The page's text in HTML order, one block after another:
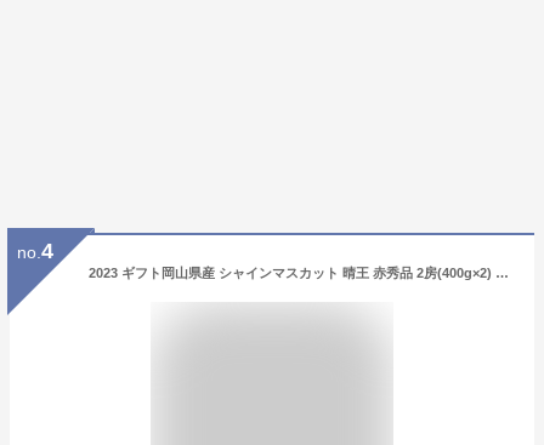
no. 4
2023 ギフト岡山県産 シャインマスカット 晴王 赤秀品 2房(400g×2) 贈答用 御中元 御歳暮 敬老の日 葡萄 ぶどう ブドウ プレゼント 御礼 御祝 御供 果物 くだもの フルーツ 【岡山果物工房】 楽天グルメ大賞